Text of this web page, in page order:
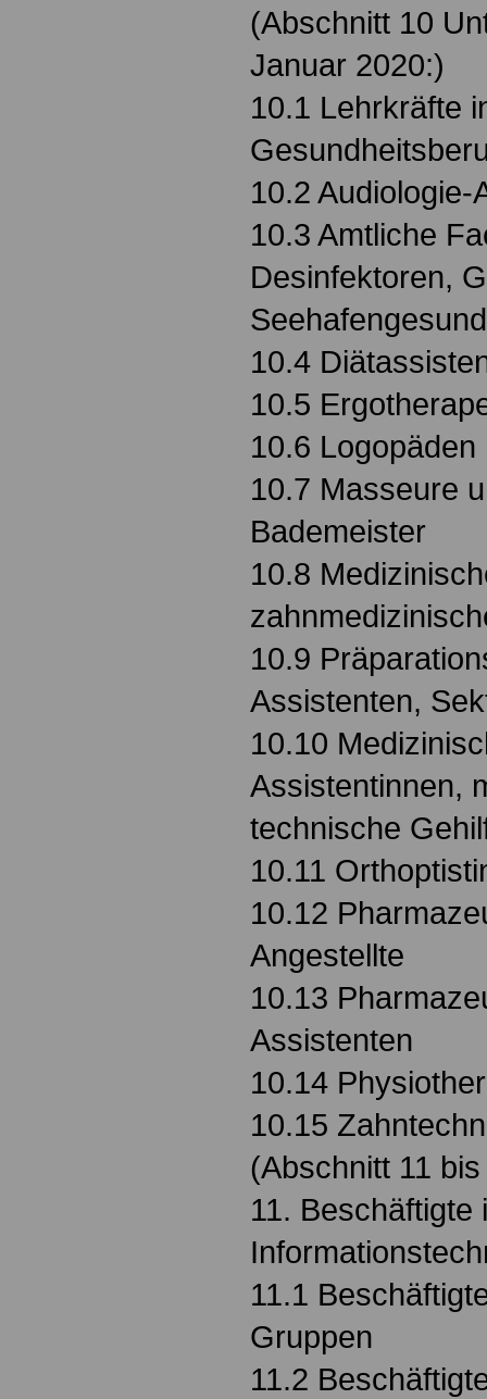
(Abschnitt 10
Januar 2020:)
10.1 Lehrkräfte
10.2 Audiologie-
10.3 Amtliche
Desinfektoren,
10.4
10.5
10.6 Logopäden
10.7 Masseure
Bademeister
10.8
10.9
Assistenten,
10.10
Assistentinnen,
technische
10.11
10.12
Angestellte
10.13
Assistenten
10.14
10.15
(Abschnitt 11
11. Beschäftigte
11.1
Gruppen
11.2